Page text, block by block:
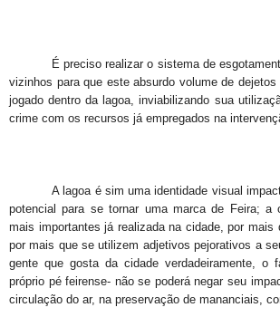
É preciso realizar o sistema de
vizinhos para que este absurdo volume de dejetos
jogado dentro da lagoa, inviabilizando sua
crime com os recursos já empregados na
A lagoa é sim uma identidade visual
potencial para se tornar uma marca de Feira; a
mais importantes já realizada na cidade, por mais
por mais que se utilizem adjetivos pejorativos a
gente que gosta da cidade verdadeiramente, o
próprio pé feirense- não se poderá negar seu
circulação do ar, na preservação de mananciais,